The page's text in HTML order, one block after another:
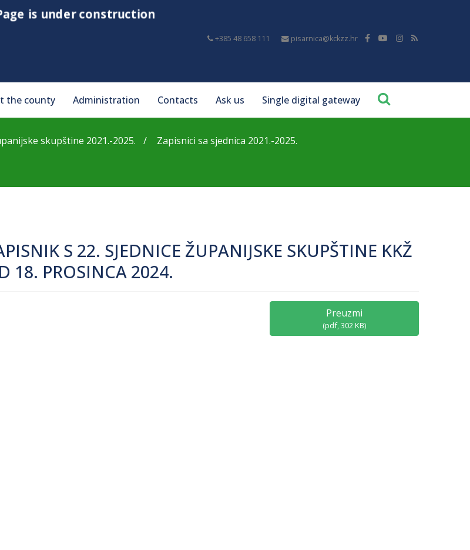
is under construction
+385 48 658 111 pisarnica@kckzz.hr
the county Administration Contacts Ask us Single digital gateway
skupštine 2021.-2025.
Zapisnici sa sjednica 2021.-2025.
S 22. SJEDNICE ŽUPANIJSKE SKUPŠTINE KKŽ
18. PROSINCA 2024.
Preuzmi
(pdf,302 KB)